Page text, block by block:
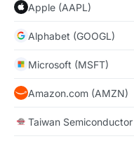
Apple (AAPL)
Alphabet (GOOGL)
Microsoft (MSFT)
Amazon.com (AMZN)
Taiwan